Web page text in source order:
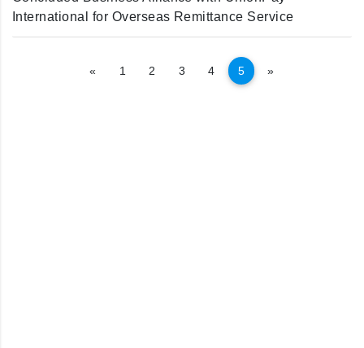
International for Overseas Remittance Service
« अघिल्लो1 2 3 4 5 »अर्को